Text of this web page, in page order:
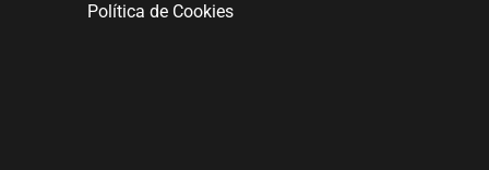
Política de Cookies